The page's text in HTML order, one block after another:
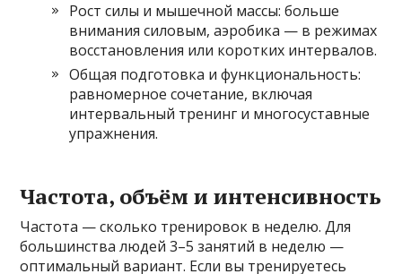
Рост силы и мышечной массы: больше
внимания силовым, аэробика — в режимах
восстановления или коротких интервалов.
Общая подготовка и функциональность:
равномерное сочетание, включая
интервальный тренинг и многосуставные
упражнения.
Частота, объём и интенсивность
Частота — сколько тренировок в неделю. Для
большинства людей 3–5 занятий в неделю —
оптимальный вариант. Если вы тренируетесь